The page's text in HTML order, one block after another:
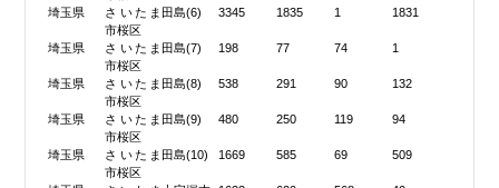
埼玉県
さいたま
市桜区
田島(6) 3345 1835 1 1831
埼玉県
さいたま
市桜区
田島(7) 198 77 74 1
埼玉県
さいたま
市桜区
田島(8) 538 291 90 132
埼玉県
さいたま
市桜区
田島(9) 480 250 119 94
埼玉県
さいたま
市桜区
田島(10) 1669 585 69 509